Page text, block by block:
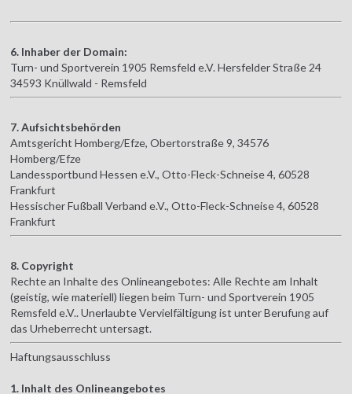
6. Inhaber der Domain:
Turn- und Sportverein 1905 Remsfeld e.V. Hersfelder Straße 24
34593 Knüllwald - Remsfeld
7. Aufsichtsbehörden
Amtsgericht Homberg/Efze, Obertorstraße 9, 34576
Homberg/Efze
Landessportbund Hessen e.V., Otto-Fleck-Schneise 4, 60528
Frankfurt
Hessischer Fußball Verband e.V., Otto-Fleck-Schneise 4, 60528
Frankfurt
8. Copyright
Rechte an Inhalte des Onlineangebotes: Alle Rechte am Inhalt
(geistig, wie materiell) liegen beim Turn- und Sportverein 1905
Remsfeld e.V.. Unerlaubte Vervielfältigung ist unter Berufung auf
das Urheberrecht untersagt.
Haftungsausschluss
1. Inhalt des Onlineangebotes